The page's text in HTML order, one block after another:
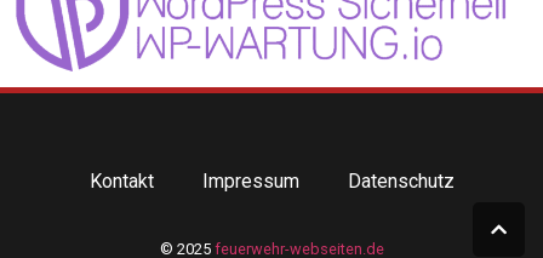
Kontakt Impressum Datenschutz
© 2025 feuerwehr-webseiten.de